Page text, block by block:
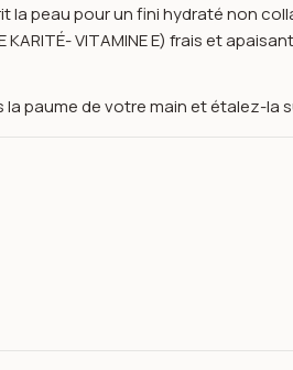
peau pour un fini hydraté non
DE KARITÉ- VITAMINE E) frais et
paume de votre main et étalez-la